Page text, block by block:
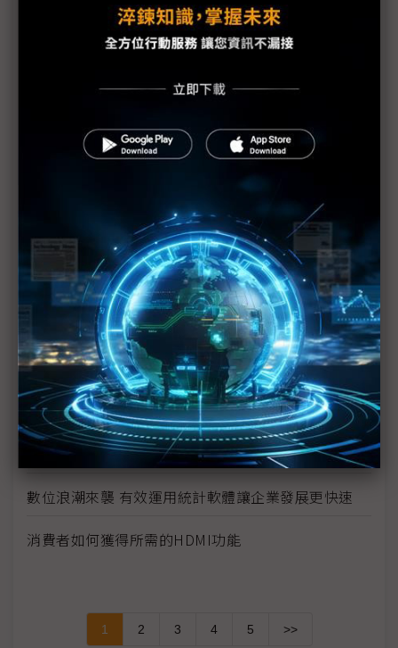
扶田資本攜手FoodTech新創共同推動餐飲革命
勤業眾信：迎向2023 七大關鍵助生命科技產業嶄頭
Google Cloud台灣雙引擎 助攻淨零及數位轉型
加速藥物開發 疫後生醫數位化新浪潮襲來
迎接ESG趨勢 打造安全永續 高效節能的資料中心
企業是新創生態系的必要角色！尋求第二成長曲線 外
部創新為最上策
台灣牙e通發展AI輔助醫療系統有成 推動牙醫診斷服
務再進化
價格差更要進場 緯創創投瞄準3大方向
企業IT投資躍升 訂閱制改變傳統製造採購行為
數位浪潮來襲 有效運用統計軟體讓企業發展更快速
消費者如何獲得所需的HDMI功能
1 2 3 4 5 >>